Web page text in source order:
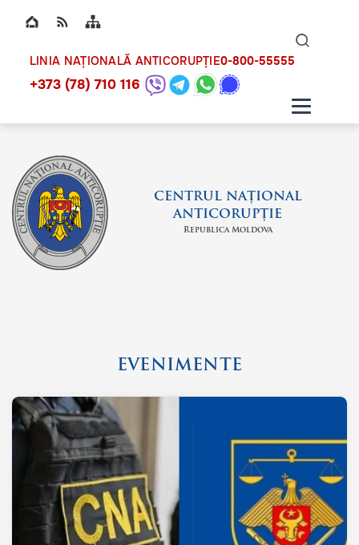
Top bar navigation
LINIA NAȚIONALĂ ANTICORUPȚIE0-800-55555
+373 (78) 710 116
CENTRUL NAȚIONAL
ANTICORUPȚIE
Republica Moldova
EVENIMENTE